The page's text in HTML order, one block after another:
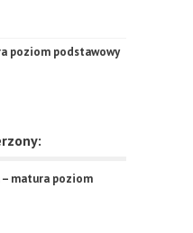
poziom podstawowy
matura poziom